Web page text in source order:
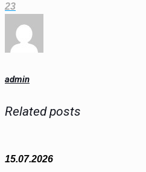
23
admin
Related posts
15.07.2026